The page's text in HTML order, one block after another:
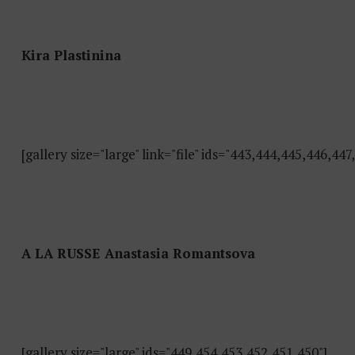
Kira Plastinina
[gallery size="large" link="file"
A LA RUSSE Anastasia Romantsova